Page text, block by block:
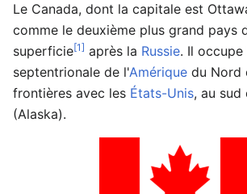
Le Canada, dont la capitale est
comme le deuxième plus grand pays
superficie[1] après la Russie. Il
septentrionale de l'Amérique du Nord
frontières avec les États-Unis, au sud
(Alaska).